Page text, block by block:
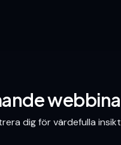
dig för värdefulla